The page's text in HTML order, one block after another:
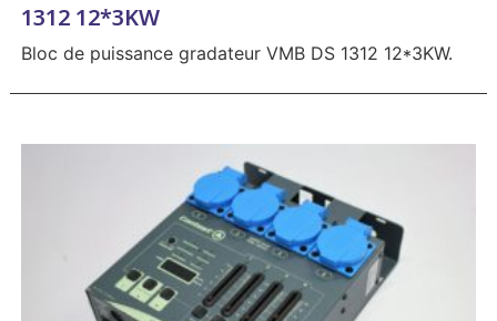
1312 12*3KW
Bloc de puissance gradateur VMB DS 1312 12*3KW.